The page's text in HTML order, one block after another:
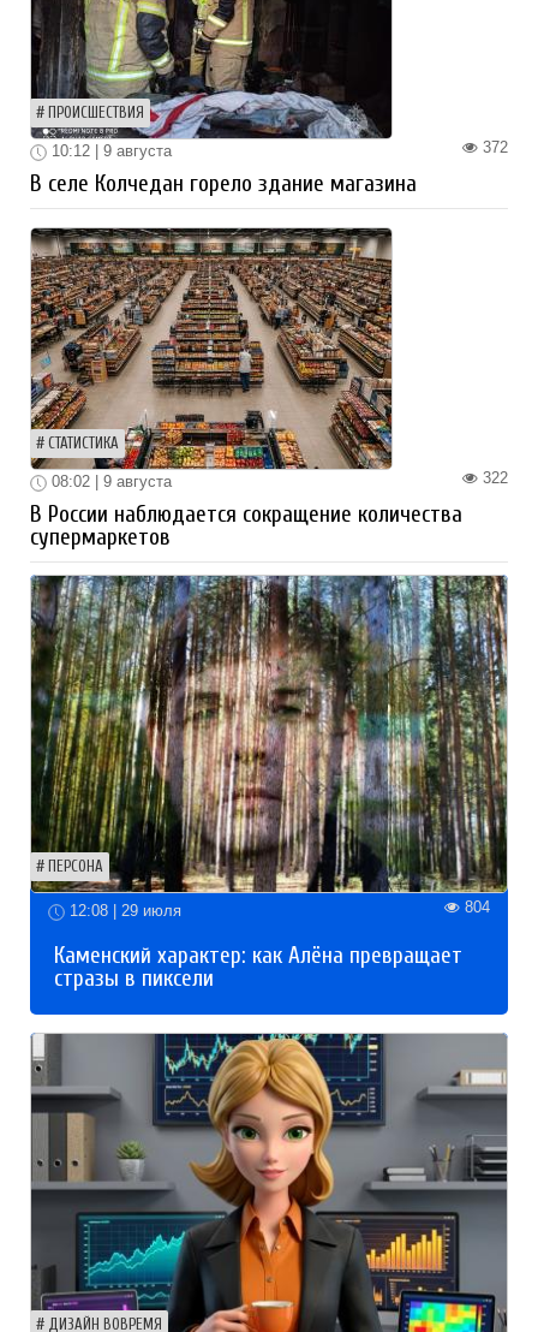
ПРОИСШЕСТВИЯ
372
10:12 | 9 августа
В селе Колчедан горело здание магазина
СТАТИСТИКА
322
08:02 | 9 августа
В России наблюдается сокращение количества
супермаркетов
ПЕРСОНА
12:08 | 29 июля 804
Каменский характер: как Алёна превращает
стразы в пиксели
ДИЗАЙН ВОВРЕМЯ